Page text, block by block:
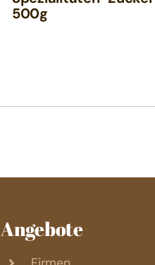
500g
Angebote